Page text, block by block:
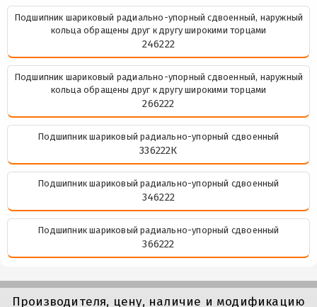
Подшипник шариковый радиально-упорный сдвоенный, наружный
кольца обращены друг к другу широкими торцами
246222
Подшипник шариковый радиально-упорный сдвоенный, наружный
кольца обращены друг к другу широкими торцами
266222
Подшипник шариковый радиально-упорный сдвоенный
336222К
Подшипник шариковый радиально-упорный сдвоенный
346222
Подшипник шариковый радиально-упорный сдвоенный
366222
Производителя, цену, наличие и модификацию